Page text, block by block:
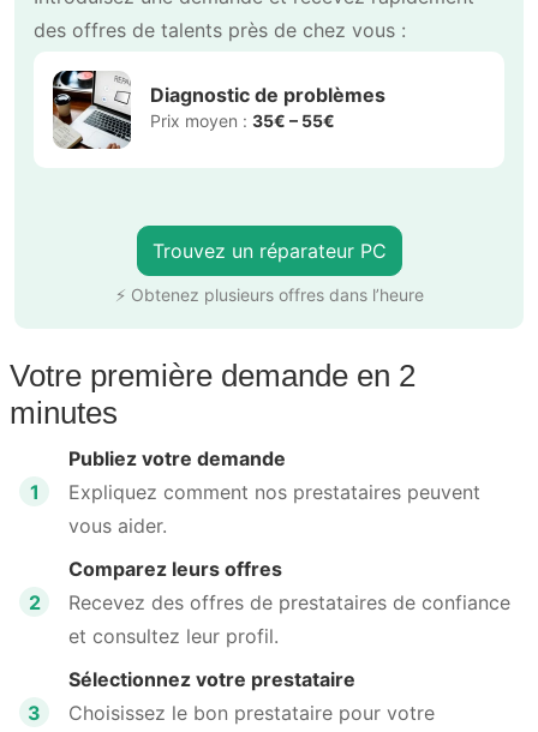
des offres de talents près de chez vous :
Diagnostic de problèmes
Prix moyen : 35€ – 55€
Trouvez un réparateur PC
⚡ Obtenez plusieurs offres dans l’heure
Votre première demande en 2
minutes
1
Publiez votre demande
Expliquez comment nos prestataires peuvent
vous aider.
2
Comparez leurs offres
Recevez des offres de prestataires de confiance
et consultez leur profil.
3
Sélectionnez votre prestataire
Choisissez le bon prestataire pour votre